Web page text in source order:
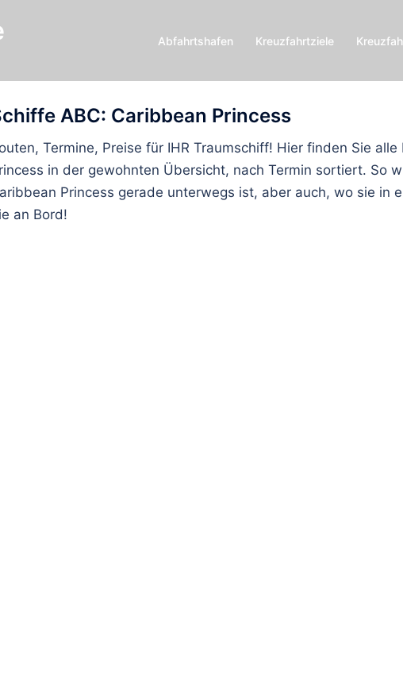
Abfahrtshafen Kreuzfahrtziele
ABC: Caribbean Princess
Termine, Preise für IHR Traumschiff! Hier finden Sie
in der gewohnten Übersicht, nach Termin sortiert. So
Princess gerade unterwegs ist, aber auch, wo sie in
an Bord!